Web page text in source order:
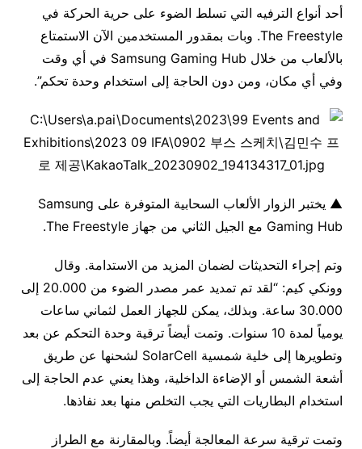
أحد أنواع الترفيه التي تسلط الضوء على حرية الحركة في
The Freestyle. وبات بمقدور المستخدمين الآن الاستمتاع
بالألعاب من خلال Samsung Gaming Hub في أي وقت
وفي أي مكان، ومن دون الحاجة إلى استخدام وحدة تحكم”.
▲ يختبر الزوار الألعاب السحابية المتوفرة على Samsung
Gaming Hub مع الجيل الثاني من جهاز The Freestyle.
وتم إجراء التحديثات لضمان المزيد من الاستدامة. وقال
وونكي كيم: “لقد تم تمديد عمر مصدر الضوء من 20.000 إلى
30.000 ساعة. وبذلك، يمكن للجهاز العمل لثماني ساعات
يومياً لمدة 10 سنوات. وتمت أيضاً ترقية وحدة التحكم عن بعد
وتطويرها إلى خلية شمسية SolarCell لشحنها عن طريق
أشعة الشمس أو الإضاءة الداخلية، وهذا يعني عدم الحاجة إلى
استخدام البطاريات التي يجب التخلص منها بعد نفاذها.
وتمت ترقية سرعة المعالجة أيضاً. وبالمقارنة مع الطراز